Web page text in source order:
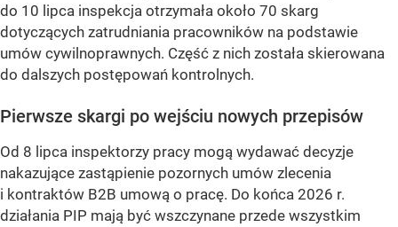
do 10 lipca inspekcja otrzymała około 70 skarg
dotyczących zatrudniania pracowników na podstawie
umów cywilnoprawnych. Część z nich została skierowana
do dalszych postępowań kontrolnych.
Pierwsze skargi po wejściu nowych przepisów
Od 8 lipca inspektorzy pracy mogą wydawać decyzje
nakazujące zastąpienie pozornych umów zlecenia
i kontraktów B2B umową o pracę. Do końca 2026 r.
działania PIP mają być wszczynane przede wszystkim